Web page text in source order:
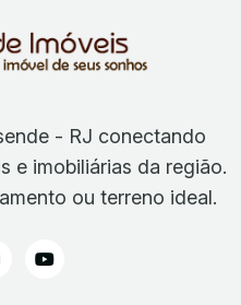
na cozinha interna e ar
sua visita! Não perca a
imóvel que poderá se
- RJ conectando
e imobiliárias da região.
ou terreno ideal.